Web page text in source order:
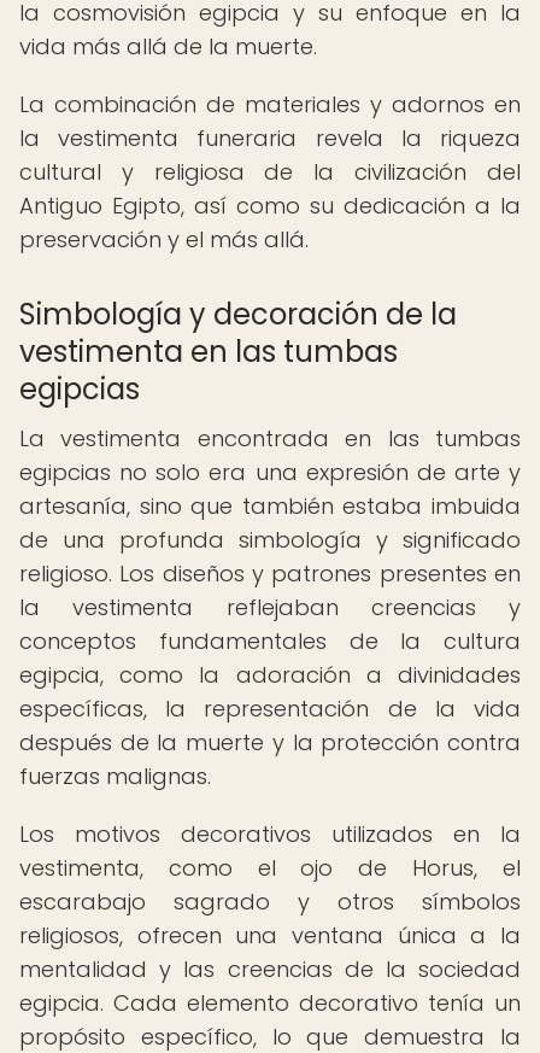
la cosmovisión egipcia y su enfoque en la
vida más allá de la muerte.
La combinación de materiales y adornos en
la vestimenta funeraria revela la riqueza
cultural y religiosa de la civilización del
Antiguo Egipto, así como su dedicación a la
preservación y el más allá.
Simbología y decoración de la
vestimenta en las tumbas
egipcias
La vestimenta encontrada en las tumbas
egipcias no solo era una expresión de arte y
artesanía, sino que también estaba imbuida
de una profunda simbología y significado
religioso. Los diseños y patrones presentes en
la vestimenta reflejaban creencias y
conceptos fundamentales de la cultura
egipcia, como la adoración a divinidades
específicas, la representación de la vida
después de la muerte y la protección contra
fuerzas malignas.
Los motivos decorativos utilizados en la
vestimenta, como el ojo de Horus, el
escarabajo sagrado y otros símbolos
religiosos, ofrecen una ventana única a la
mentalidad y las creencias de la sociedad
egipcia. Cada elemento decorativo tenía un
propósito específico, lo que demuestra la